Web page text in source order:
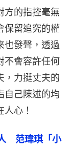
方的指控毫無
保留追究的權
也發聲，透過
不會容許任何
，力挺丈夫的
自己陳述的均
心！
　范瑋琪「小